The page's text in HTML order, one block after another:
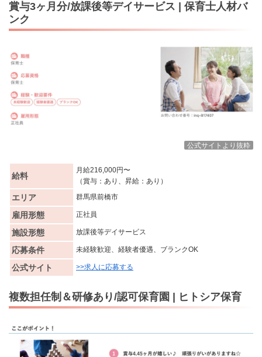
賞与3ヶ月分/放課後等デイサービス | 保育士人材バ
ンク
公式サイトより抜粋
給料
月給216,000円〜
（賞与：あり、昇給：あり）
エリア 群馬県前橋市
雇用形態 正社員
施設形態 放課後等デイサービス
応募条件 未経験歓迎、経験者優遇、ブランクOK
公式サイト >>求人に応募する
複数担任制＆研修あり/認可保育園 | ヒトシア保育